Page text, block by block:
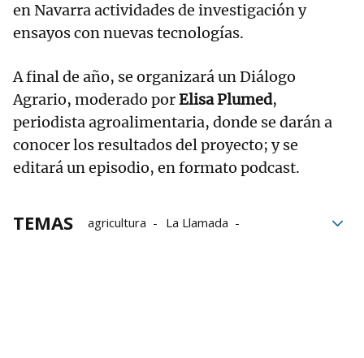
en Navarra actividades de investigación y
ensayos con nuevas tecnologías.
A final de año, se organizará un Diálogo
Agrario, moderado porElisa Plumed,
periodista agroalimentaria, donde se darán a
conocer los resultados del proyecto; y se
editará un episodio, en formato podcast.
TEMAS agricultura
La Llamada